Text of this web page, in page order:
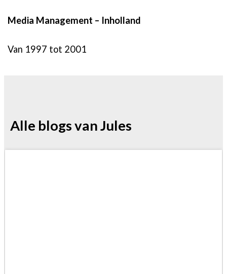
Media Management – Inholland
Van 1997 tot 2001
Alle blogs van Jules